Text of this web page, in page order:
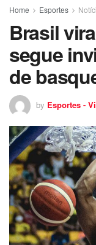
Home Esportes
Brasil
segue
de
by Esportes -